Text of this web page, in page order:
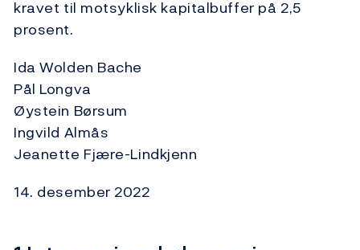
kravet til motsyklisk kapitalbuffer på 2,5
prosent.
Ida Wolden Bache
Pål Longva
Øystein Børsum
Ingvild Almås
Jeanette Fjære-Lindkjenn
14. desember 2022